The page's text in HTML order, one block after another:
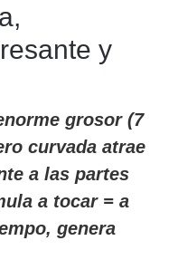
y
grosor (7
curvada atrae
a las partes
a tocar = a
genera